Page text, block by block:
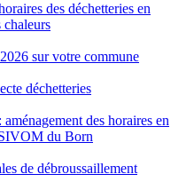
des déchetteries en
chaleurs
sur votre commune
déchetteries
des horaires en
du Born
de débroussaillement